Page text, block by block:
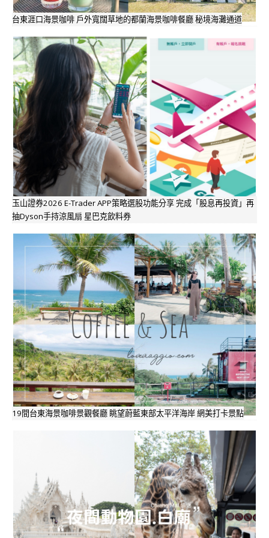
台東涯口海景咖啡 戶外寬闊草地的都蘭海景咖啡餐廳 秘境海灘通道
玉山證券2026 E-Trader APP策略選股功能分享 完成「股息再投資」再
抽Dyson手持涼風扇 星巴克飲料券
19間台東海景咖啡景觀餐廳 眺望蔚藍東部太平洋海岸 網美打卡景點